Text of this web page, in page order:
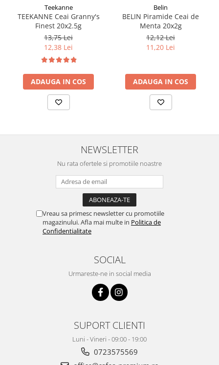
Teekanne
TEEKANNE Ceai Granny's
Finest 20x2.5g
13,75 Lei
12,38 Lei
ADAUGA IN COS
Belin
BELIN Piramide Ceai de
Menta 20x2g
12,12 Lei
11,20 Lei
ADAUGA IN COS
NEWSLETTER
Nu rata ofertele si promotiile noastre
Vreau sa primesc newsletter cu promotiile
magazinului. Afla mai multe in Politica de
Confidentialitate
SOCIAL
Urmareste-ne in social media
SUPORT CLIENTI
Luni - Vineri - 09:00 - 19:00
0723575569